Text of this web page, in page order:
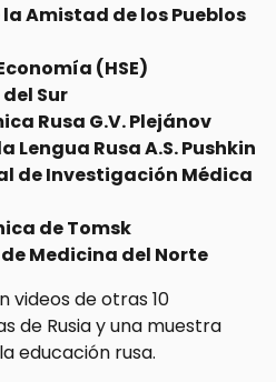
Amistad de los Pueblos
(HSE)
Sur
Rusa G.V. Plejánov
Lengua Rusa A.S. Pushkin
de Investigación Médica
de Tomsk
Medicina del Norte
videos de otras 10
de Rusia y una muestra
educación rusa.